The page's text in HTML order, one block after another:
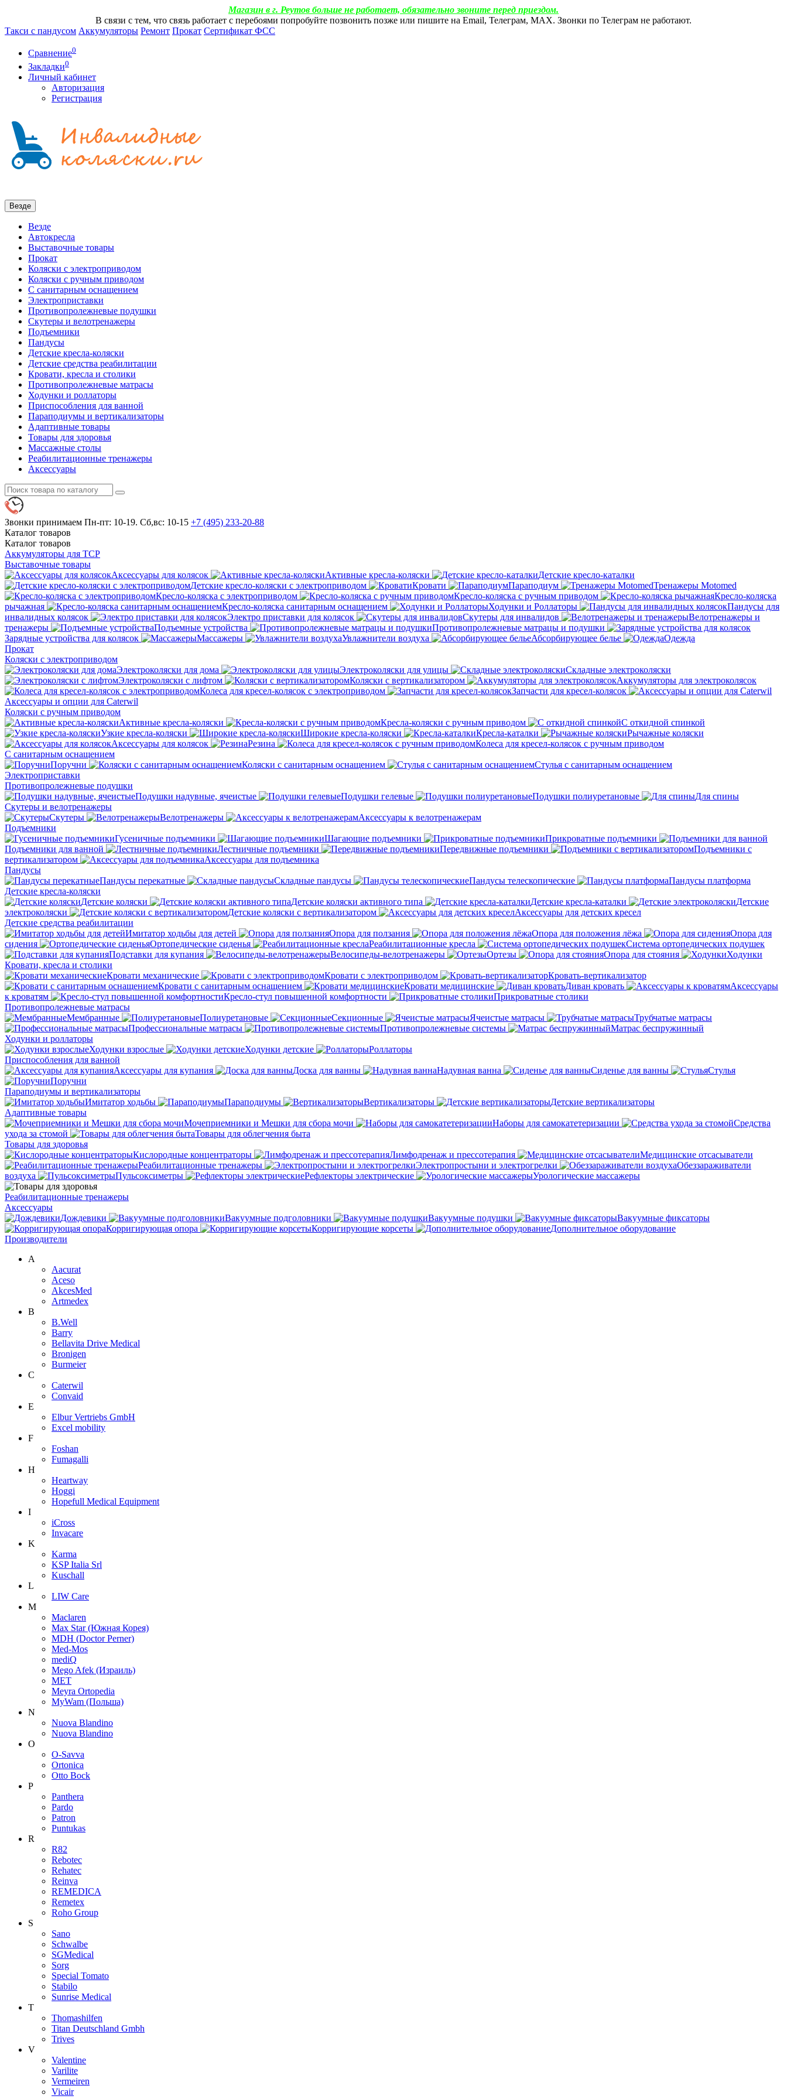
Магазин в г. Реутов больше не работает, обязательно звоните перед приездом.
В связи с тем, что связь работает с перебоями попробуйте позвонить позже или пишите на Email, Телеграм, МАХ. Звонки по Телеграм не работают.
Такси с пандусом Аккумуляторы Ремонт Прокат Сертификат ФСС
Сравнение0
Закладки0
Личный кабинет
Авторизация
Регистрация
Везде
Везде
Автокресла
Выставочные товары
Прокат
Коляски с электроприводом
Коляски с ручным приводом
С санитарным оснащением
Электроприставки
Противопролежневые подушки
Скутеры и велотренажеры
Подъемники
Пандусы
Детские кресла-коляски
Детские средства реабилитации
Кровати, кресла и столики
Противопролежневые матрасы
Ходунки и роллаторы
Приспособления для ванной
Параподиумы и вертикализаторы
Адаптивные товары
Товары для здоровья
Массажные столы
Реабилитационные тренажеры
Аксессуары
Звонки принимаем Пн-пт: 10-19. Сб,вс: 10-15 +7 (495) 233-20-88
Каталог товаров
Каталог товаров
Аккумуляторы для ТСР
Выставочные товары
Аксессуары для колясок
Активные кресла-коляски
Детские кресло-каталки
Детские кресло-коляски с электроприводом
Кровати Параподиум
Тренажеры Motomed
Кресло-коляска с электроприводом
Кресло-коляска с ручным приводом
Кресло-коляска
рычажная
Кресло-коляска санитарным оснащением Ходунки и Роллаторы
Пандусы для
инвалидных колясок
Электро приставки для колясок Скутеры для инвалидов
Велотренажеры и
тренажеры
Подъемные устройства
Противопролежневые матрацы и подушки
Зарядные устройства для колясок
Массажеры Увлажнители воздуха Абсорбирующее белье
Одежда
Прокат
Коляски с электроприводом
Электроколяски для дома
Электроколяски для улицы
Складные электроколяски
Электроколяски с лифтом
Коляски с вертикализатором
Аккумуляторы для электроколясок
Колеса для кресел-колясок с электроприводом
Запчасти для кресел-колясок
Аксессуары и опции для Caterwil
Коляски с ручным приводом
Активные кресла-коляски
Кресла-коляски с ручным приводом
С откидной спинкой
Узкие кресла-коляски
Широкие кресла-коляски Кресла-каталки
Рычажные коляски
Аксессуары для колясок
Резина
Колеса для кресел-колясок с ручным приводом
С санитарным оснащением
Поручни
Коляски с санитарным оснащением
Стулья с санитарным оснащением
Электроприставки
Противопролежневые подушки
Подушки надувные, ячеистые
Подушки гелевые Подушки полиуретановые
Для спины
Скутеры и велотренажеры
Скутеры
Велотренажеры
Аксессуары к велотренажерам
Подъемники
Гусеничные подъемники
Шагающие подъемники
Прикроватные подъемники
Подъемники для ванной
Лестничные подъемники Передвижные подъемники
Подъемники с
вертикализатором
Аксессуары для подъемника
Пандусы
Пандусы перекатные
Складные пандусы Пандусы телескопические
Пандусы платформа
Детские кресла-коляски
Детские коляски
Детские коляски активного типа Детские кресла-каталки
Детские
электроколяски
Детские коляски с вертикализатором
Аксессуары для детских кресел
Детские средства реабилитации
Имитатор ходьбы для детей
Опора для ползания Опора для положения лёжа
Опора для
сидения
Ортопедические сиденья Реабилитационные кресла
Система ортопедических подушек
Подставки для купания
Велосипеды-велотренажеры Ортезы Опора для стояния
Ходунки
Кровати, кресла и столики
Кровати механические
Кровати с электроприводом
Кровать-вертикализатор
Кровати с санитарным оснащением
Кровати медицинские Диван кровать
Аксессуары
к кроватям
Кресло-стул повышенной комфортности
Прикроватные столики
Противопролежневые матрасы
Мембранные
Полиуретановые Секционные Ячеистые матрасы
Трубчатые матрасы
Профессиональные матрасы
Противопролежневые системы
Матрас беспружинный
Ходунки и роллаторы
Ходунки взрослые
Ходунки детские
Роллаторы
Приспособления для ванной
Аксессуары для купания
Доска для ванны Надувная ванна Сиденье для ванны
Стулья
Поручни
Параподиумы и вертикализаторы
Имитатор ходьбы
Параподиумы Вертикализаторы
Детские вертикализаторы
Адаптивные товары
Мочеприемники и Мешки для сбора мочи
Наборы для самокатетеризации
Средства
ухода за стомой
Товары для облегчения быта
Товары для здоровья
Кислородные концентраторы
Лимфодренаж и прессотерапия
Медицинские отсасыватели
Реабилитационные тренажеры
Электропростыни и электрогрелки
Обеззараживатели
воздуха
Пульсоксиметры Рефлекторы электрические Урологические массажеры
Реабилитационные тренажеры
Аксессуары
Дождевики
Вакуумные подголовники Вакуумные подушки
Вакуумные фиксаторы
Корригирующая опора
Корригирующие корсеты
Дополнительное оборудование
Производители
A
Aacurat
Aceso
AkcesMed
Artmedex
B
B.Well
Barry
Bellavita Drive Medical
Bronigen
Burmeier
C
Caterwil
Convaid
E
Elbur Vertriebs GmbH
Excel mobility
F
Foshan
Fumagalli
H
Heartway
Hoggi
Hopefull Medical Equipment
I
iCross
Invacare
K
Karma
KSP Italia Srl
Kuschall
L
LIW Care
M
Maclaren
Max Star (Южная Корея)
MDH (Doctor Perner)
Med-Mos
mediQ
Mego Afek (Израиль)
MET
Meyra Ortopedia
MyWam (Польша)
N
Nuova Blandino
Nuova Blandino
O
O-Savva
Ortonica
Otto Bock
P
Panthera
Pardo
Patron
Puntukas
R
R82
Rebotec
Rehatec
Reinva
REMEDICA
Remetex
Roho Group
S
Sano
Schwalbe
SGMedical
Sorg
Special Tomato
Stabilo
Sunrise Medical
T
Thomashilfen
Titan Deutschland Gmbh
Trives
V
Valentine
Varilite
Vermeiren
Vicair